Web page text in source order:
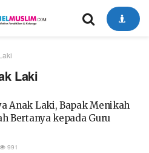
Laki
Anak Laki, Bapak Menikah
Bertanya kepada Guru
991